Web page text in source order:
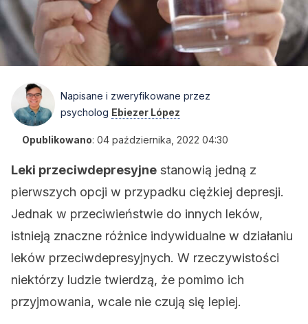
Napisane i zweryfikowane przez
psycholog Ebiezer López
Opublikowano: 04 października, 2022 04:30
Leki przeciwdepresyjne stanowią jedną z
pierwszych opcji w przypadku ciężkiej depresji.
Jednak w przeciwieństwie do innych leków,
istnieją znaczne różnice indywidualne w działaniu
leków przeciwdepresyjnych. W rzeczywistości
niektórzy ludzie twierdzą, że pomimo ich
przyjmowania, wcale nie czują się lepiej.